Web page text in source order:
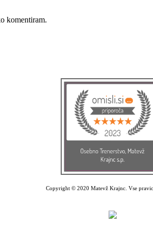
komentiram.
Copyright © 2020 Matevž Krajnc. Vse